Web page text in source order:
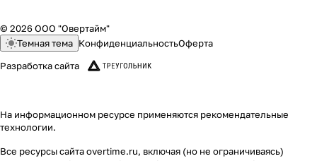
© 2026 ООО "Овертайм"
Темная тема КонфиденциальностьОферта
Разработка сайта
На информационном ресурсе применяются рекомендательные
технологии.
Все ресурсы сайта overtime.ru, включая (но не ограничиваясь)